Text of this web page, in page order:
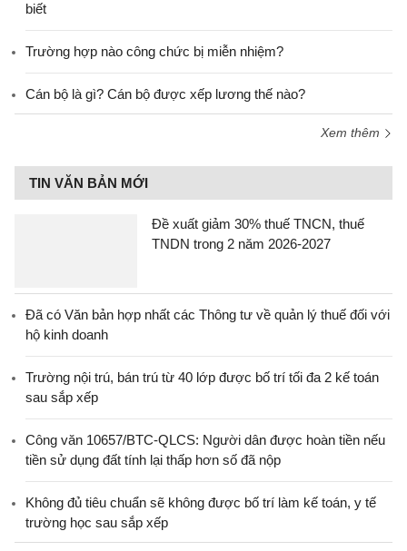
biết
Trường hợp nào công chức bị miễn nhiệm?
Cán bộ là gì? Cán bộ được xếp lương thế nào?
Xem thêm
TIN VĂN BẢN MỚI
Đề xuất giảm 30% thuế TNCN, thuế
TNDN trong 2 năm 2026-2027
Đã có Văn bản hợp nhất các Thông tư về quản lý thuế đối với
hộ kinh doanh
Trường nội trú, bán trú từ 40 lớp được bố trí tối đa 2 kế toán
sau sắp xếp
Công văn 10657/BTC-QLCS: Người dân được hoàn tiền nếu
tiền sử dụng đất tính lại thấp hơn số đã nộp
Không đủ tiêu chuẩn sẽ không được bố trí làm kế toán, y tế
trường học sau sắp xếp